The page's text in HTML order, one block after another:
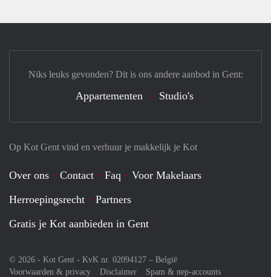
Op Kot Gent vind en verhuur je makkelijk je Kot
Over ons Contact Faq
Voor Makelaars
Herroepingsrecht
Partners
Gratis je Kot aanbieden in Gent
© 2026 - Kot Gent - KvK nr. 02094127 – België
Voorwaarden & privacy
Disclaimer Spam & nep-accounts
Niks leuks gevonden? Dit is ons andere aanbod in Gent:
Appartementen Studio's